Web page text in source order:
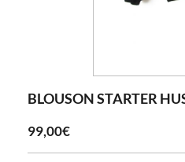
BLOUSON STARTER
99,00€